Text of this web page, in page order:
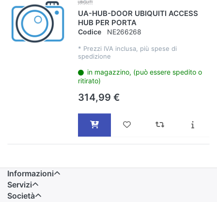
UA-HUB-DOOR UBIQUITI ACCESS
HUB PER PORTA
Codice NE266268
* Prezzi IVA inclusa, più spese di
spedizione
in magazzino, (può essere spedito o
ritirato)
314,99 €
Informazioni
Servizi
Società